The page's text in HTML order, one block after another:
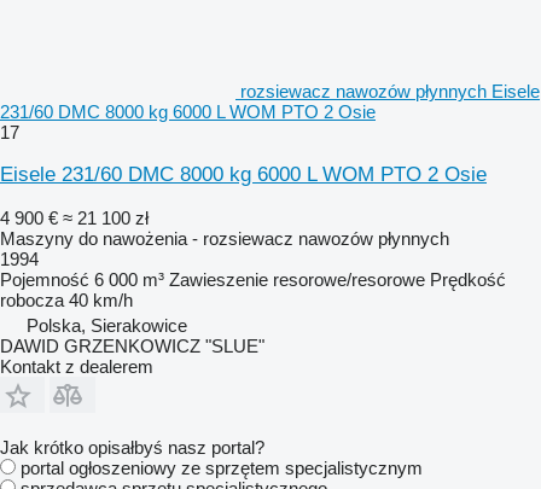
rozsiewacz nawozów płynnych Eisele
231/60 DMC 8000 kg 6000 L WOM PTO 2 Osie
17
Eisele 231/60 DMC 8000 kg 6000 L WOM PTO 2 Osie
4 900 € ≈ 21 100 zł
Maszyny do nawożenia - rozsiewacz nawozów płynnych
1994
Pojemność 6 000 m³ Zawieszenie resorowe/resorowe Prędkość
robocza 40 km/h
Polska, Sierakowice
DAWID GRZENKOWICZ "SLUE"
Kontakt z dealerem
Jak krótko opisałbyś nasz portal?
portal ogłoszeniowy ze sprzętem specjalistycznym